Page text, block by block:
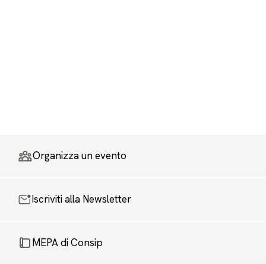
Organizza un evento
Iscriviti alla Newsletter
MEPA di Consip